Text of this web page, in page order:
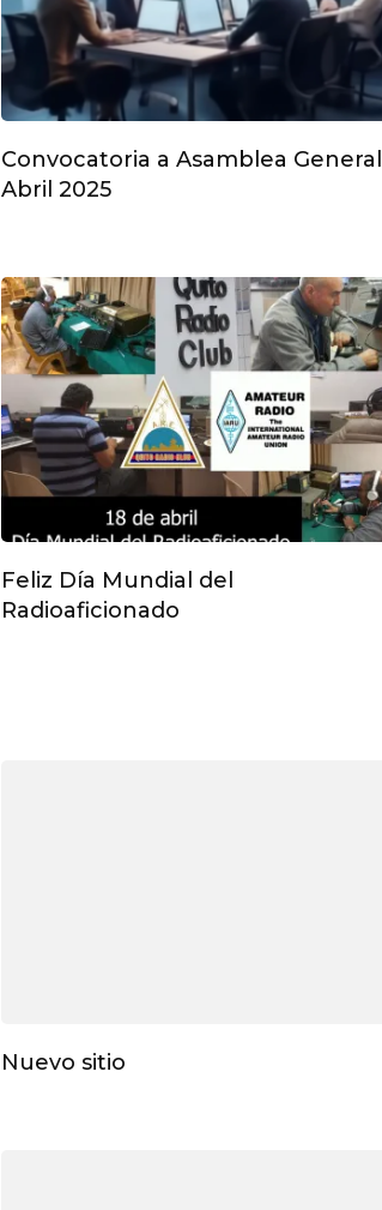
Convocatoria a Asamblea General
Abril 2025
Feliz Día Mundial del
Radioaficionado
Nuevo sitio